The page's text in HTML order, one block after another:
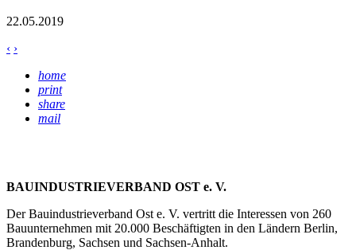
22.05.2019
‹ ›
home
print
share
mail
BAUINDUSTRIEVERBAND OST e. V.
Der Bauindustrieverband Ost e. V. vertritt die Interessen von 260
Bauunternehmen mit 20.000 Beschäftigten in den Ländern Berlin,
Brandenburg, Sachsen und Sachsen-Anhalt.